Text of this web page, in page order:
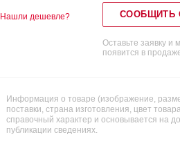
Нашли дешевле? СООБЩИТЬ
Оставьте заявку и
появится в
Информация о товаре (изображение,
поставки, страна изготовления, цвет
справочный характер и основывается на
публикации сведениях.